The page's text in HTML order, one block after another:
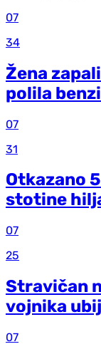
07
34
Žena
polila
07
31
Otkazano
stotine
07
25
Stravičan
vojnika
07